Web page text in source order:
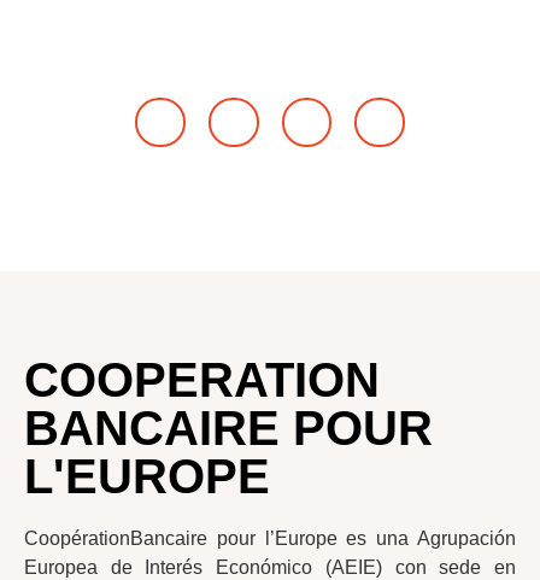
COOPERATION
BANCAIRE POUR
L'EUROPE
CoopérationBancaire pour l’Europe es una Agrupación
Europea de Interés Económico (AEIE) con sede en